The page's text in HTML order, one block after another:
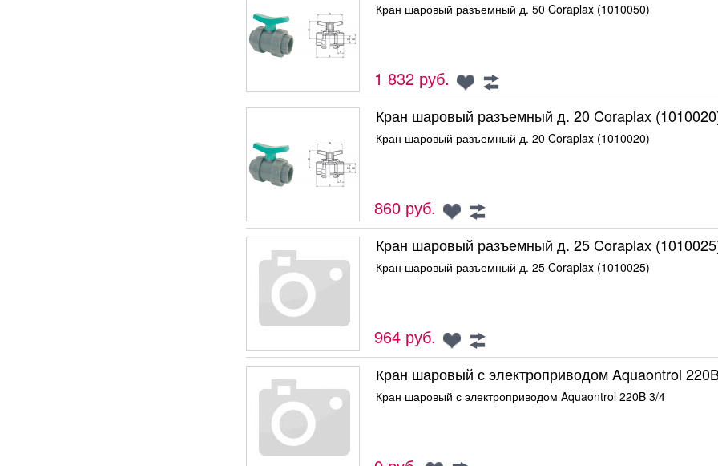
Кран шаровый разъемный д. 50 Coraplax (1010050)
1 832 руб.
Кран шаровый разъемный д. 20 Coraplax
Кран шаровый разъемный д. 20 Coraplax (1010020)
860 руб.
Кран шаровый разъемный д. 25 Coraplax
Кран шаровый разъемный д. 25 Coraplax (1010025)
964 руб.
Кран шаровый с электроприводом Aquaontrol
Кран шаровый с электроприводом Aquaontrol 220B 3/4